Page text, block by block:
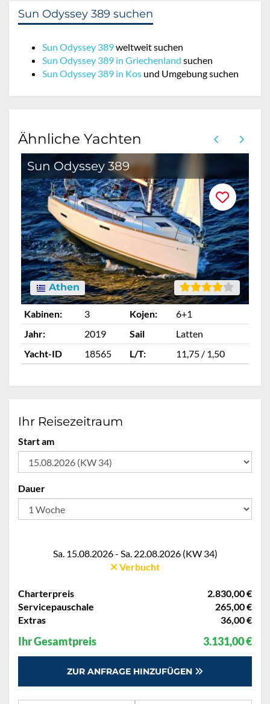
Sun Odyssey 389 suchen
Sun Odyssey 389weltweit suchen
Sun Odyssey 389 in Griechenland suchen
Sun Odyssey 389 in Kos und Umgebung suchen
Ähnliche Yachten
Sun Odyssey 389
Athen
Kabinen: 3 Kojen:
6+1
Jahr:
2019 Sail
Latten
Yacht-ID
18565 L/T: 11,75 / 1,50
Ihr Reisezeitraum
Start am
Dauer
Sa. 15.08.2026 - Sa. 22.08.2026 (KW 34)
Verbucht
Charterpreis
2.830,00 €
Servicepauschale
265,00 €
Extras
36,00 €
Ihr Gesamtpreis 3.131,00 €
ZUR ANFRAGE HINZUFÜGEN